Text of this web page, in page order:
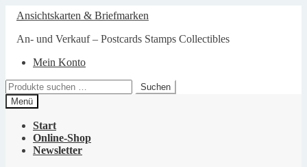
Zur
Navigation
springen
Zum
Inhalt
springen
Ansichtskarten & Briefmarken
An- und Verkauf – Postcards Stamps Collectibles
Mein Konto
Suchen
nach:
Suchen
Menü
Start
Online-Shop
Newsletter